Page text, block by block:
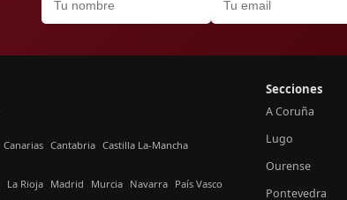
Canarias Cantabria Castilla La-Mancha
La Rioja Madrid Murcia Navarra País Vasco
Secciones
A Coruña
Lugo
Ourense
Pontevedra